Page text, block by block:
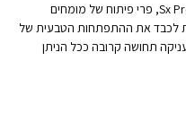
המוצץ מצויד בפטמת הסיליקון הפיזיולוגית Sx Pro, פרי פיתוח של מומחים
לכבד את ההתפתחות הטבעית של
תחושה קרובה ככל הניתן